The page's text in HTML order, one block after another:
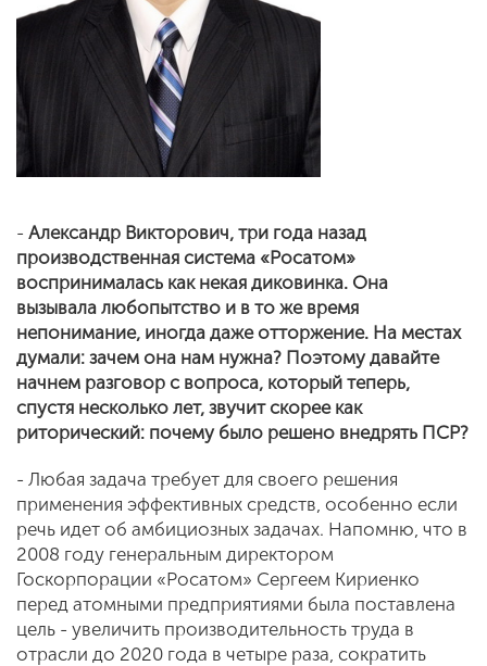
- Александр Викторович, три года назад
производственная система «Росатом»
воспринималась как некая диковинка. Она
вызывала любопытство и в то же время
непонимание, иногда даже отторжение. На местах
думали: зачем она нам нужна? Поэтому давайте
начнем разговор с вопроса, который теперь,
спустя несколько лет, звучит скорее как
риторический: почему было решено внедрять ПСР?
- Любая задача требует для своего решения
применения эффективных средств, особенно если
речь идет об амбициозных задачах. Напомню, что в
2008 году генеральным директором
Госкорпорации «Росатом» Сергеем Кириенко
перед атомными предприятиями была поставлена
цель - увеличить производительность труда в
отрасли до 2020 года в четыре раза, сократить